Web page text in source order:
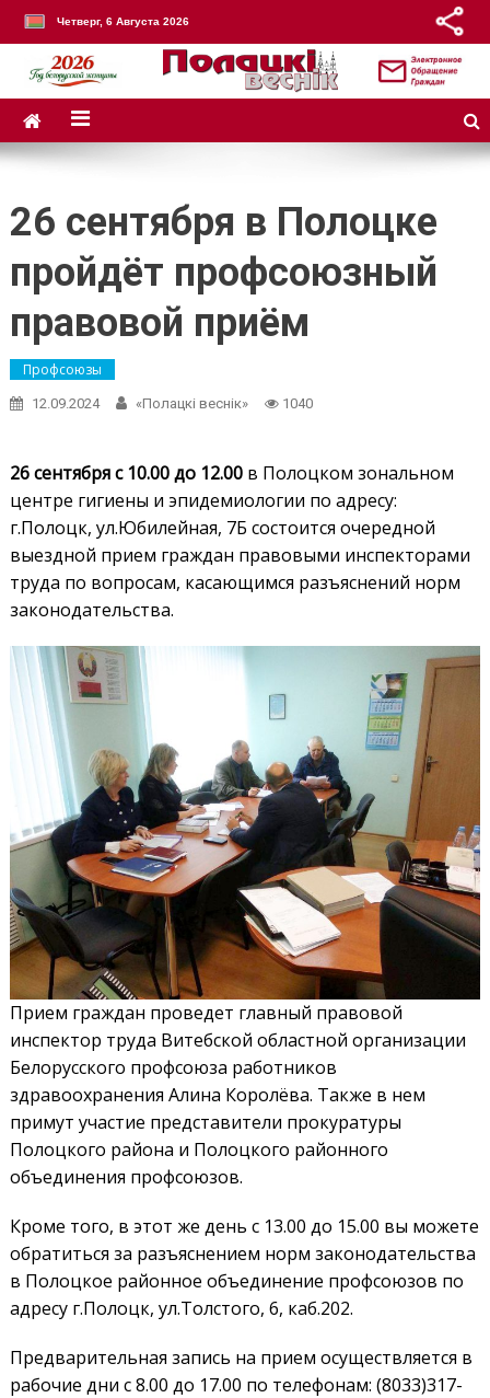
Четверг, 6 Августа 2026
26 сентября в Полоцке
пройдёт профсоюзный
правовой приём
Профсоюзы
12.09.2024 «Полацкі веснік» 1040
26 сентября с 10.00 до 12.00в Полоцком зональном
центре гигиены и эпидемиологии по адресу:
г.Полоцк, ул.Юбилейная, 7Б состоится очередной
выездной прием граждан правовыми инспекторами
труда по вопросам, касающимся разъяснений норм
законодательства.
Прием граждан проведет главный правовой
инспектор труда Витебской областной организации
Белорусского профсоюза работников
здравоохранения Алина Королёва. Также в нем
примут участие представители прокуратуры
Полоцкого района и Полоцкого районного
объединения профсоюзов.
Кроме того, в этот же день с 13.00 до 15.00 вы можете
обратиться за разъяснением норм законодательства
в Полоцкое районное объединение профсоюзов по
адресу г.Полоцк, ул.Толстого, 6, каб.202.
Предварительная запись на прием осуществляется в
рабочие дни с 8.00 до 17.00 по телефонам: (8033)317-